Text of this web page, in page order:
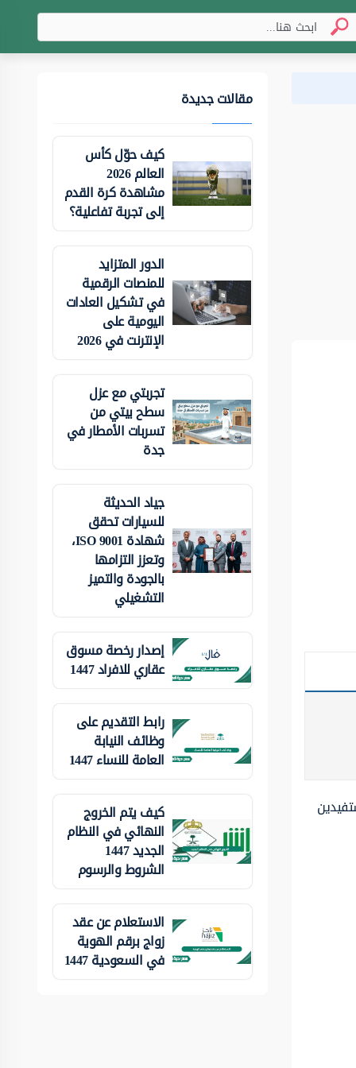
مقالات جديدة
كيف حوّل كأس
العالم 2026
مشاهدة كرة القدم
إلى تجربة تفاعلية؟
الدور المتزايد
للمنصات الرقمية
في تشكيل العادات
اليومية على
الإنترنت في 2026
تجربتي مع عزل
سطح بيتي من
تسربات الأمطار في
جدة
جياد الحديثة
للسيارات تحقق
شهادة ISO 9001،
وتعزز التزامها
بالجودة والتميز
التشغيلي
إصدار رخصة مسوق
عقاري للافراد 1447
رابط التقديم على
وظائف النيابة
العامة للنساء 1447
كيف يتم الخروج
النهائي في النظام
الجديد 1447
الشروط والرسوم
الاستعلام عن عقد
زواج برقم الهوية
في السعودية 1447